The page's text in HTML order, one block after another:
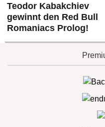
Teodor Kabakchiev
gewinnt den Red Bull
Romaniacs Prolog!